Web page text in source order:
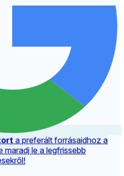
a preferált forrásaidhoz a
maradj le a legfrissebb